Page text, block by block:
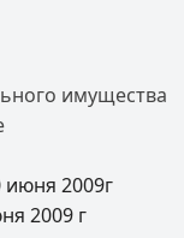
имущества
2009г
2009 г